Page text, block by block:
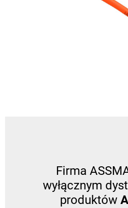
Firma
wyłącznym
produktów